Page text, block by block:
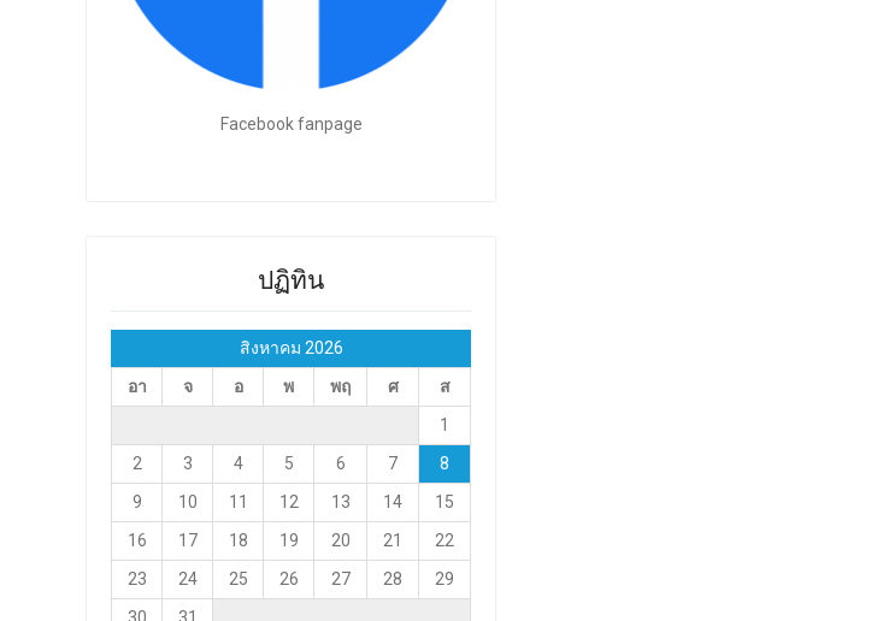
Facebook fanpage
ปฏิทิน
สิงหาคม 2026
อา
จ อ พ พฤ ศ
ส
1
2
3 4 5 6 7
8
9
10 11 12 13 14
15
16
17 18 19 20 21
22
23
24 25 26 27 28
29
30
31